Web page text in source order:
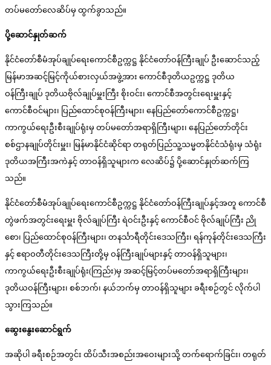
တပ်မတော်လေဆိပ်မှ ထွက်ခွာသည်။
ပို့ဆောင်နှုတ်ဆက်
နိုင်ငံတော်စီမံအုပ်ချုပ်ရေးကောင်စီဥက္ကဋ္ဌ နိုင်ငံတော်ဝန်ကြီးချုပ် ဦးဆောင်သည့်
မြန်မာအဆင့်မြင့်ကိုယ်စားလှယ်အဖွဲ့အား ကောင်စီဒုတိယဥက္ကဋ္ဌ ဒုတိယ
ဝန်ကြီးချုပ် ဒုတိယဗိုလ်ချုပ်မှူးကြီး စိုးဝင်း၊ ကောင်စီအတွင်းရေးမှူးနှင့်
ကောင်စီဝင်များ၊ ပြည်ထောင်စုဝန်ကြီးများ၊ နေပြည်တော်ကောင်စီဥက္ကဋ္ဌ၊
ကာကွယ်ရေးဦးစီးချုပ်ရုံးမှ တပ်မတော်အရာရှိကြီးများ၊ နေပြည်တော်တိုင်း
စစ်ဌာနချုပ်တိုင်းမှူး၊ မြန်မာနိုင်ငံဆိုင်ရာ တရုတ်ပြည်သူ့သမ္မတနိုင်ငံသံရုံးမှ သံရုံး
ဒုတိယအကြီးအကဲနှင့် တာဝန်ရှိသူများက လေဆိပ်၌ ပို့ဆောင်နှုတ်ဆက်ကြ
သည်။
နိုင်ငံတော်စီမံအုပ်ချုပ်ရေးကောင်စီဥက္ကဋ္ဌ နိုင်ငံတော်ဝန်ကြီးချုပ်နှင့်အတူ ကောင်စီ
တွဲဖက်အတွင်းရေးမှူး ဗိုလ်ချုပ်ကြီး ရဲဝင်းဦးနှင့် ကောင်စီဝင် ဗိုလ်ချုပ်ကြီး ညို
စော၊ ပြည်ထောင်စုဝန်ကြီးများ၊ တနင်္သာရီတိုင်းဒေသကြီး၊ ရန်ကုန်တိုင်းဒေသကြီး
နှင့် ဧရာဝတီတိုင်းဒေသကြီးတို့မှ ဝန်ကြီးချုပ်များနှင့် တာဝန်ရှိသူများ၊
ကာကွယ်ရေးဦးစီးချုပ်ရုံး(ကြည်း)မှ အဆင့်မြင့်တပ်မတော်အရာရှိကြီးများ၊
ဒုတိယဝန်ကြီးများ၊ စစ်ဘက်၊ နယ်ဘက်မှ တာဝန်ရှိသူများ ခရီးစဉ်တွင် လိုက်ပါ
သွားကြသည်။
ဆွေးနွေးဆောင်ရွက်
အဆိုပါ ခရီးစဉ်အတွင်း ထိပ်သီးအစည်းအဝေးများသို့ တက်ရောက်ခြင်း၊ တရုတ်